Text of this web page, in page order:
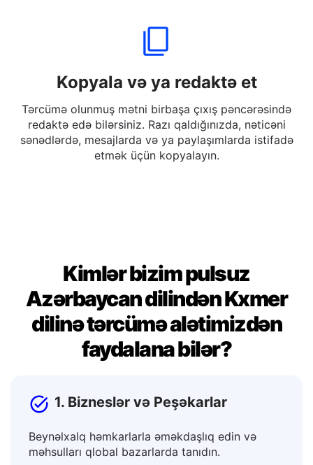
kömək edir.
Kopyala və ya redaktə et
Tərcümə olunmuş mətni birbaşa çıxış pəncərəsində
redaktə edə bilərsiniz. Razı qaldığınızda, nəticəni
Kimlər bizim pulsuz
Azərbaycan dilindən Kxmer
dilinə tərcümə alətimizdən
1. Bizneslər və Peşəkarlar